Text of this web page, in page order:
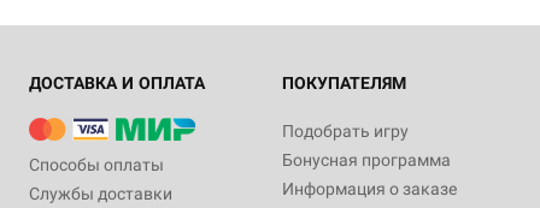
ДОСТАВКА И ОПЛАТА
Способы оплаты
Службы доставки
ПОКУПАТЕЛЯМ
Подобрать игру
Бонусная программа
Информация о заказе